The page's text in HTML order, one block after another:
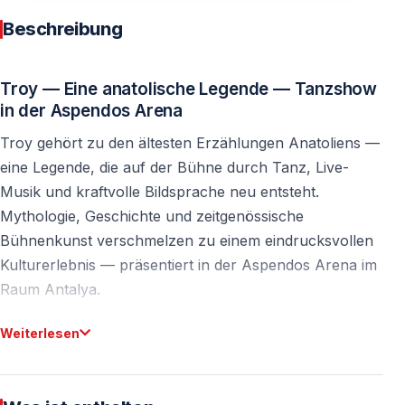
Beschreibung
Troy — Eine anatolische Legende — Tanzshow
in der Aspendos Arena
Troy gehört zu den ältesten Erzählungen Anatoliens —
eine Legende, die auf der Bühne durch Tanz, Live-
Musik und kraftvolle Bildsprache neu entsteht.
Mythologie, Geschichte und zeitgenössische
Bühnenkunst verschmelzen zu einem eindrucksvollen
Kulturerlebnis — präsentiert in der Aspendos Arena im
Raum Antalya.
Diese Produktion ist kein gewöhnliches Event — sie ist
Weiterlesen